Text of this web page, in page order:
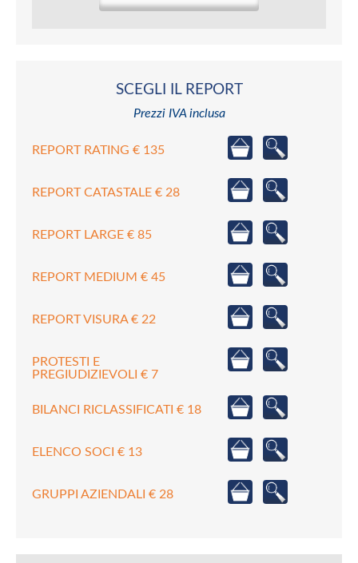
SCEGLI IL REPORT
Prezzi IVA inclusa
REPORT RATING € 135
REPORT CATASTALE € 28
REPORT LARGE € 85
REPORT MEDIUM € 45
REPORT VISURA € 22
PROTESTI E
PREGIUDIZIEVOLI € 7
BILANCI RICLASSIFICATI € 18
ELENCO SOCI € 13
GRUPPI AZIENDALI € 28